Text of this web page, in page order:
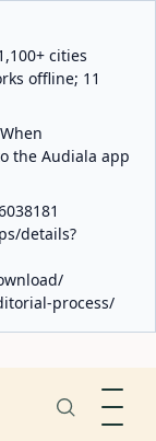
cities
offline; 11
the Audiala app
details?
process/